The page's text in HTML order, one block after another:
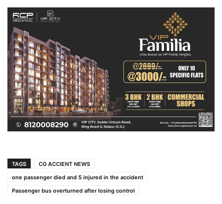
TAGS
CG ACCIENT NEWS
one passenger died and 5 injured in the accident
Passenger bus overturned after losing control